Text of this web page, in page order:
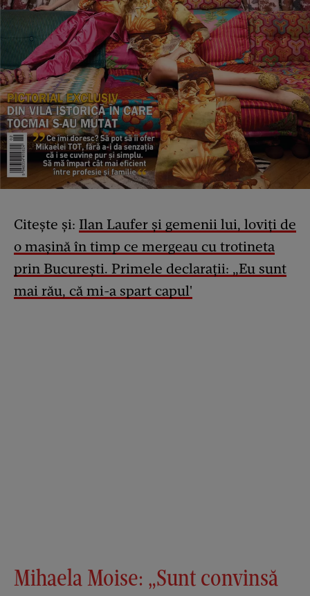
Citește și: Ilan Laufer și gemenii lui, loviți de
o mașină în timp ce mergeau cu trotineta
prin București. Primele declarații: „Eu sunt
mai rău, că mi-a spart capul'
Mihaela Moise: „Sunt convinsă